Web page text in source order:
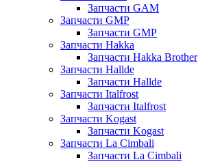
Запчасти GAM
Запчасти GMP
Запчасти GMP
Запчасти Hakka
Запчасти Hakka Brother
Запчасти Hallde
Запчасти Hallde
Запчасти Italfrost
Запчасти Italfrost
Запчасти Kogast
Запчасти Kogast
Запчасти La Cimbali
Запчасти La Cimbali